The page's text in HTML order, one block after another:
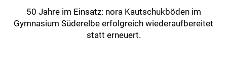
50 Jahre im Einsatz: nora Kautschukböden im
Gymnasium Süderelbe erfolgreich wiederaufbereitet
statt erneuert.